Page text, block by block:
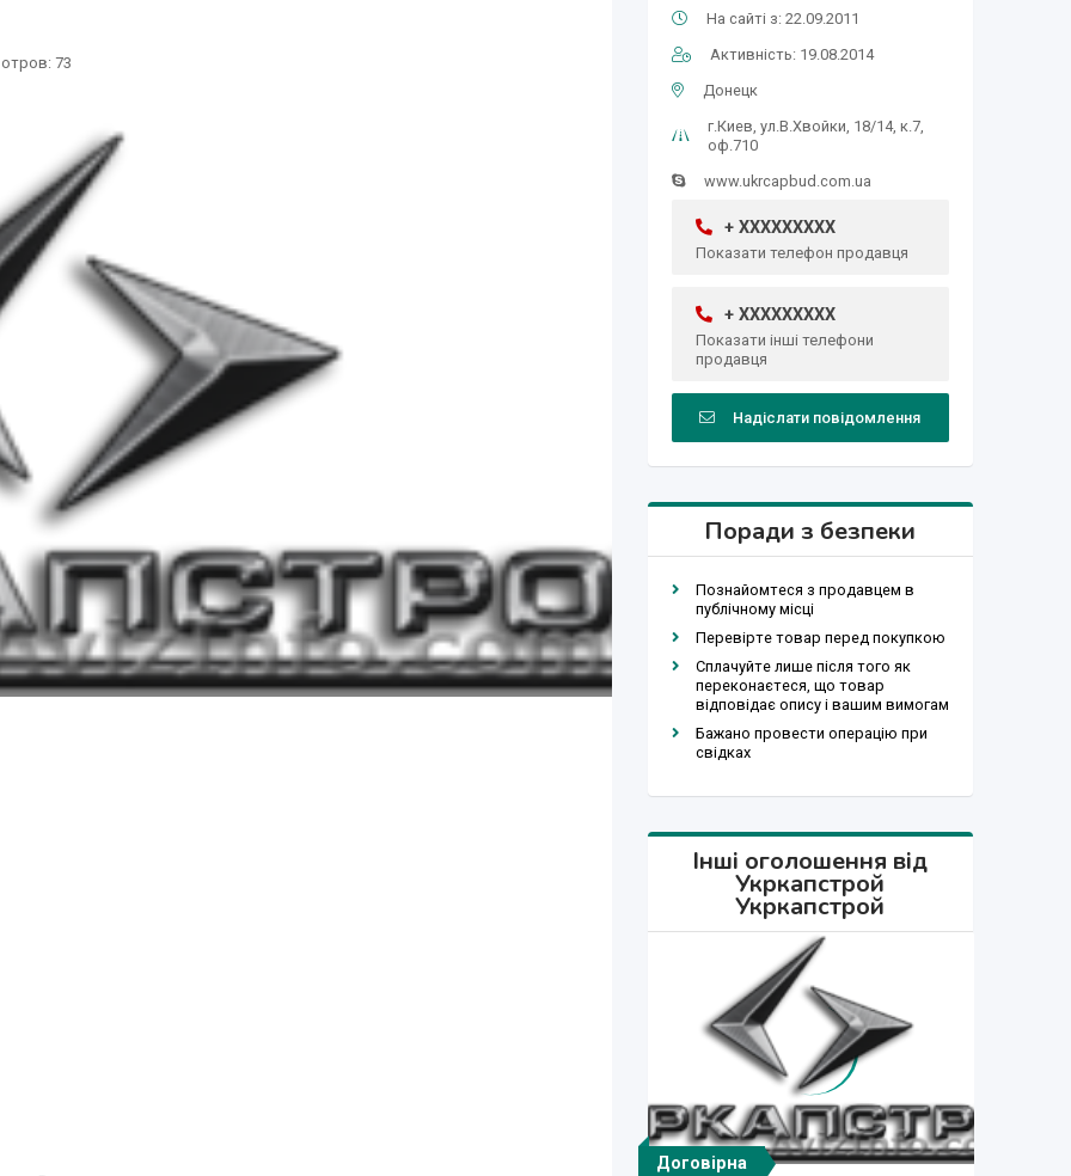
: 73
На сайті з: 22.09.2011
Активність: 19.08.2014
Донецк
г.Киев, ул.В.Хвойки, 18/14, к.7,
оф.710
www.ukrcapbud.com.ua
+ XXXXXXXXX
Показати телефон продавця
+ XXXXXXXXX
Показати інші телефони
продавця
Надіслати повідомлення
Поради з безпеки
Познайомтеся з продавцем в
публічному місці
Перевірте товар перед покупкою
Сплачуйте лише після того як
переконаєтеся, що товар
відповідає опису і вашим вимогам
Бажано провести операцію при
свідках
Інші оголошення від
Укркапстрой
Укркапстрой
Договірна
Договірна
Договірна
Договірна Договірна
Договірна
Договірна
Договірна
Договірна